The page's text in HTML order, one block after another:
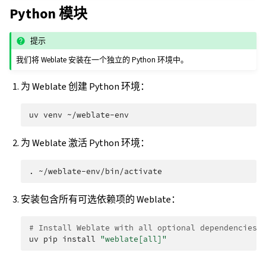
Python 模块
提示
我们将 Weblate 安装在一个独立的 Python 环境中。
为 Weblate 创建 Python 环境：
uv venv
为 Weblate 激活 Python 环境：
.
安装包含所有可选依赖项的 Weblate：
# Install Weblate with all optional dependencies
uv pip install "weblate[all]"